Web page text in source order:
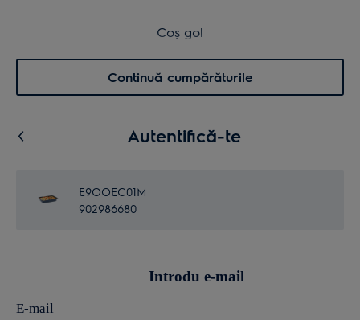
Menu 0
Coș de cumpărături
Coș gol
Continuă cumpărăturile
Autentifică-te
E9OOEC01M
902986680
Introdu e-mail
E-mail